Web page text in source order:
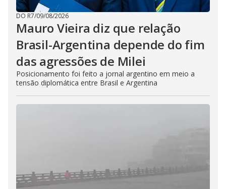
DO R7/09/08/2026
Mauro Vieira diz que relação
Brasil-Argentina depende do fim
das agressões de Milei
Posicionamento foi feito a jornal argentino em meio a
tensão diplomática entre Brasil e Argentina